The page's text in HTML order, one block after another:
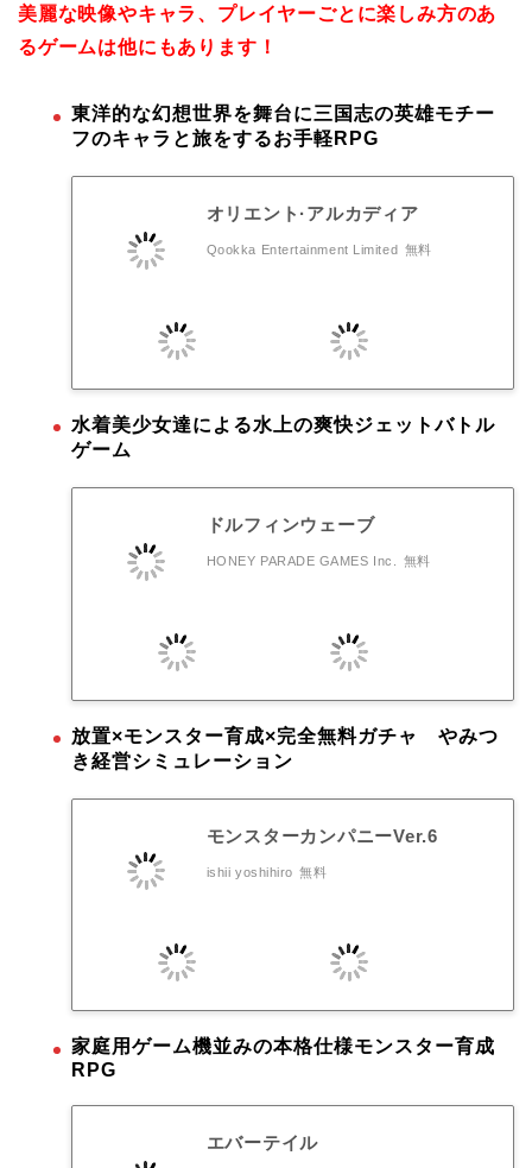
美麗な映像やキャラ、プレイヤーごとに楽しみ方のあ
るゲームは他にもあります！
東洋的な幻想世界を舞台に三国志の英雄モチー
フのキャラと旅をするお手軽RPG
オリエント·アルカディア
Qookka Entertainment Limited 無料
水着美少女達による水上の爽快ジェットバトル
ゲーム
ドルフィンウェーブ
HONEY PARADE GAMES Inc. 無料
放置×モンスター育成×完全無料ガチャ やみつ
き経営シミュレーション
モンスターカンパニーVer.6
ishii yoshihiro 無料
家庭用ゲーム機並みの本格仕様モンスター育成
RPG
エバーテイル